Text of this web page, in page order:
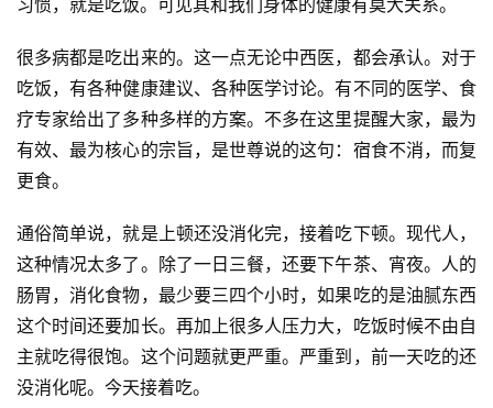
习惯，就是吃饭。可见其和我们身体的健康有莫大关系。
很多病都是吃出来的。这一点无论中西医，都会承认。对于
吃饭，有各种健康建议、各种医学讨论。有不同的医学、食
疗专家给出了多种多样的方案。不多在这里提醒大家，最为
有效、最为核心的宗旨，是世尊说的这句：宿食不消，而复
更食。
通俗简单说，就是上顿还没消化完，接着吃下顿。现代人，
这种情况太多了。除了一日三餐，还要下午茶、宵夜。人的
肠胃，消化食物，最少要三四个小时，如果吃的是油腻东西
这个时间还要加长。再加上很多人压力大，吃饭时候不由自
主就吃得很饱。这个问题就更严重。严重到，前一天吃的还
没消化呢。今天接着吃。